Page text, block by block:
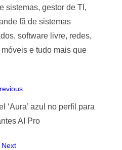
sistemas, gestor de TI,
fã de sistemas
software livre, redes,
e tudo mais que
‘Aura’ azul no perfil para
AI Pro
Next